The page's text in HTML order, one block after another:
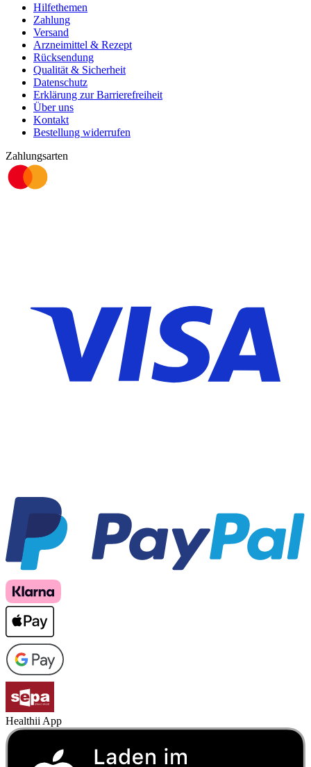
Hilfethemen
Zahlung
Versand
Arzneimittel & Rezept
Rücksendung
Qualität & Sicherheit
Datenschutz
Erklärung zur Barrierefreiheit
Über uns
Kontakt
Bestellung widerrufen
Zahlungsarten
Healthii App